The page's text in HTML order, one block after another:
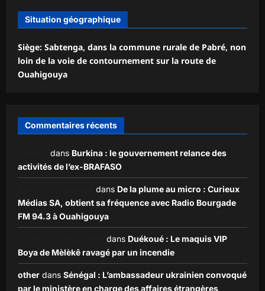
Situation géographique
Siège: Sabtenga, dans la commune rurale de Pabré, non
loin de la voie de contournement sur la route de
Ouahigouya
Commentaires récents
dans Burkina : le gouvernement relance des
activités de l’ex-BRAFASO
dans De la plume au micro : Curieux
Médias SA, obtient sa fréquence avec Radio Bourgade
FM 94.3 à Ouahigouya
dans Duékoué : Le maquis VIP
Boya de Mèlèkê ravagé par un incendie
other dans Sénégal : L’ambassadeur ukrainien convoqué
par le ministère en charge des affaires étrangères